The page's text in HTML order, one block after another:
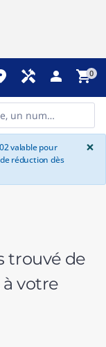
handyman person shopping_cart0
valable pour
réduction dès
×
trouvé de
votre